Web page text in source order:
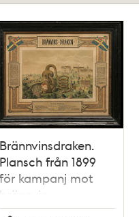
Brännvinsdraken.
Plansch från 1899
för kampanj mot
brännvin.